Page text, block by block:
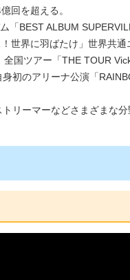
回を超える。
BEST ALBUM
世界に羽ばたけ」世界共通
国ツアー「THE TOUR
初のアリーナ公演「
リーマーなどさまざまな